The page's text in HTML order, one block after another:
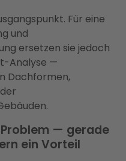
Für eine
und
ersetzen sie jedoch
Analyse —
Dachformen,
— gerade
ein Vorteil